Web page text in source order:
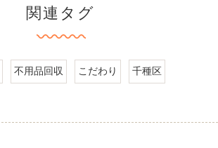
関連タグ
不用品回収 こだわり 千種区